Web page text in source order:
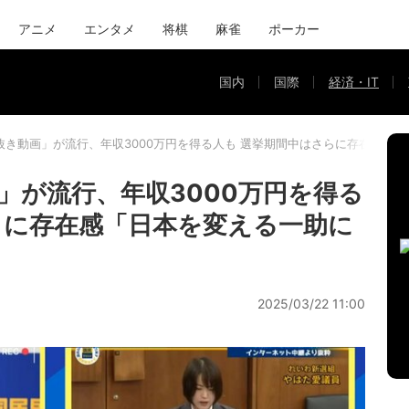
アニメ エンタメ 将棋 麻雀 ポーカー
国内 国際 経済・IT
き動画」が流行、年収3000万円を得る人も 選挙期間中はさらに存在感「
が流行、年収3000万円を得る
存在感「日本を変える一助に
2025/03/22 11:00